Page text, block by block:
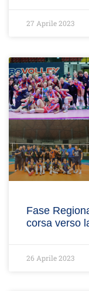
27 Aprile 2023
Fase
corsa verso
26 Aprile 2023